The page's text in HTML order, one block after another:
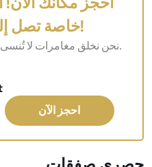
خاصة تصل إلى 20% خصم!
نحن نخلق مغامرات لا تُنسى، مصممة خصيصًا لمجموعتك.
احجز الآن